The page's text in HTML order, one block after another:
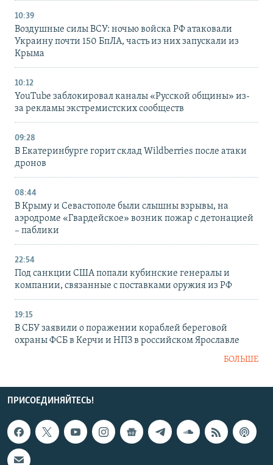
10:39
Воздушные силы ВСУ: ночью войска РФ атаковали
Украину почти 150 БпЛА, часть из них запускали из
Крыма
10:12
YouTube заблокировал каналы «Русской общины» из-
за рекламы экстремистских сообществ
09:28
В Екатеринбурге горит склад Wildberries после атаки
дронов
08:44
В Крыму и Севастополе были слышны взрывы, на
аэродроме «Гвардейское» возник пожар с детонацией
– паблики
22:54
Под санкции США попали кубинские генералы и
компании, связанные с поставками оружия из РФ
19:15
В СБУ заявили о поражении кораблей береговой
охраны ФСБ в Керчи и НПЗ в российском Ярославле
БОЛЬШЕ
ПРИСОЕДИНЯЙТЕСЬ!